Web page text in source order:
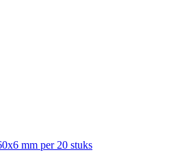
mm per 20 stuks